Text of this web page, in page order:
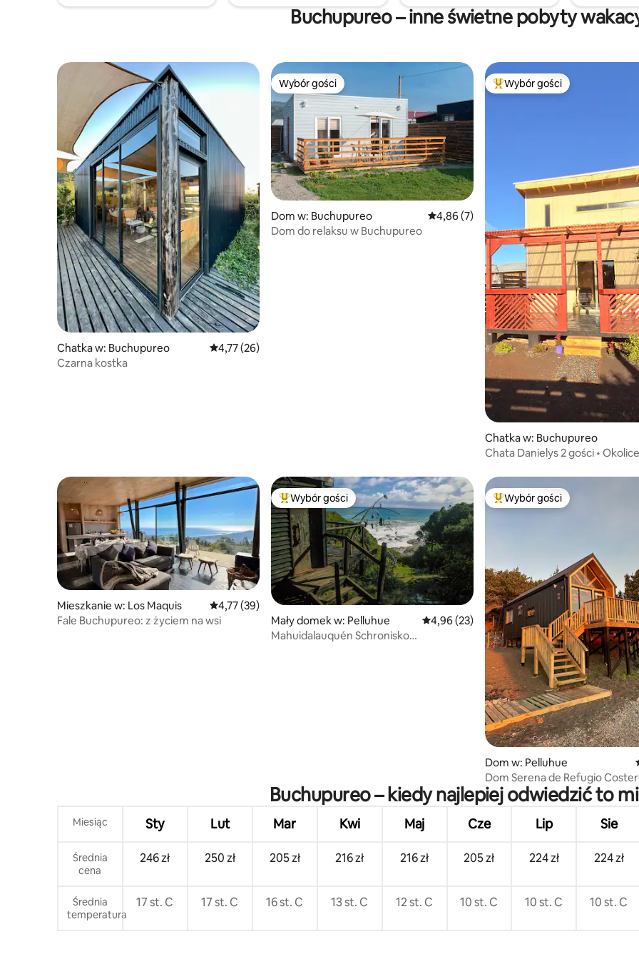
Buchupureo – inne świetne pobyty
Chatka w: Buchupureo Średnia ocena: 4,77 na 5, liczba recenzji: 26
4,77 (26)
Czarna kostka
Wybór gości
Wybór gości
Dom w: Buchupureo Średnia ocena: 4,86 na 5, liczba recenzji: 7
4,86 (7)
Dom do relaksu w Buchupureo
Najpopularniejsze z kategorii
Wybór gości
Chatka w: Buchupureo
Chata Danielys 2 gości • Okolice
Mieszkanie w: Los Maquis Średnia ocena: 4,77 na 5, liczba recenzji: 39
4,77 (39)
Fale Buchupureo: z życiem na wsi
Najpopularniejsze z kategorii Wybór gości
Wybór gości
Mały domek w: Pelluhue Średnia ocena: 4,96 na 5, liczba recenzji: 23
4,96 (23)
Mahuidalauquén Schronisko
Najpopularniejsze z kategorii
Wybór gości
Dom w: Pelluhue
Dom Serena de Refugio
Cardonal-Pelluhue.
Buchupureo – kiedy najlepiej odwiedzić to
Miesiąc Sty Lut Mar Kwi Maj Cze Lip Sie
Średnia
cena
246 zł 250 zł 205 zł 216 zł 216 zł 205 zł 224 zł 224 zł
Średnia
temperatura
17 st. C 17 st. C 16 st. C 13 st. C 12 st. C 10 st. C 10 st. C 10 st. C